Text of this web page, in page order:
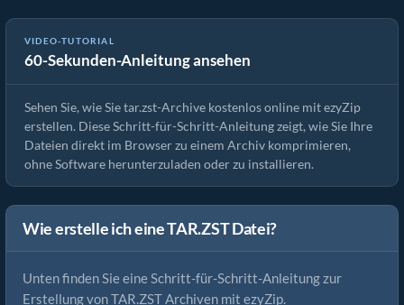
VIDEO-TUTORIAL
60-Sekunden-Anleitung ansehen
Wie man tar.zst-Archive online mit ezyZip erstellt (kostenlos, ohne
Installation)
Sehen Sie, wie Sie tar.zst-Archive kostenlos online mit ezyZip
erstellen. Diese Schritt-für-Schritt-Anleitung zeigt, wie Sie Ihre
Dateien direkt im Browser zu einem Archiv komprimieren,
ohne Software herunterzuladen oder zu installieren.
Wie erstelle ich eine TAR.ZST Datei?
Unten finden Sie eine Schritt-für-Schritt-Anleitung zur
Erstellung von TAR.ZST Archiven mit ezyZip.